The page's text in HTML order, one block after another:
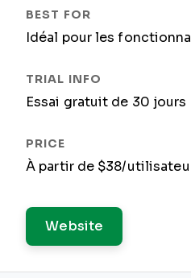
Idéal pour les
Essai gratuit de 30
À partir de $38/
Website